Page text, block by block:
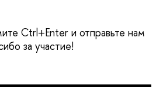
Ctrl+Enter и отправьте нам
за участие!